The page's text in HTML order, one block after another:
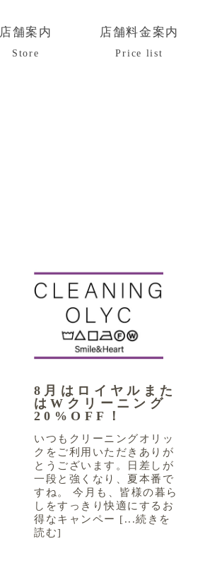
店舗案内
Store
店舗料金案内
Price list
8月はロイヤルまた
はWクリーニング
20%OFF！
いつもクリーニングオリッ
クをご利用いただきありが
とうございます。日差しが
一段と強くなり、夏本番で
すね。 今月も、皆様の暮ら
しをすっきり快適にするお
得なキャンペー [...続きを
読む]